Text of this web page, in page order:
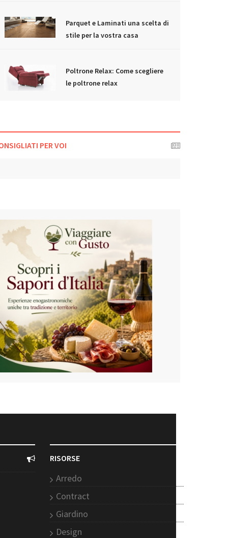
Parquet e Laminati una scelta di
stile per la vostra casa
Poltrone Relax: Come scegliere
le poltrone relax
PER VOI
RISORSE
Arredo
Contract
Giardino
Design